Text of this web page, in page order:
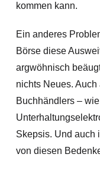
kommen kann.
Ein anderes
Börse diese
argwöhnisch
nichts Neues.
Buchhändlers –
Skepsis. Und auch
von diesen